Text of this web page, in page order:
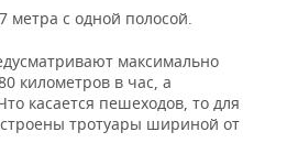
метра с одной полосой.
максимально
километров в час, а
касается пешеходов, то для
тротуары шириной от